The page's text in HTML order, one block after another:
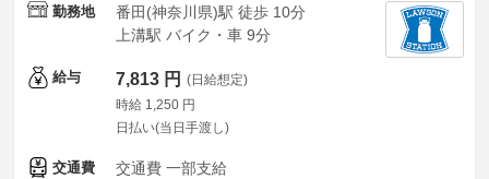
勤務地
番田(神奈川県)駅 徒歩 10分
上溝駅 バイク・車 9分
給与 7,813 円 (日給想定)
時給 1,250 円
日払い(当日手渡し)
交通費 交通費 一部支給